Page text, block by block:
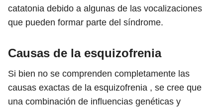
catatonia debido a algunas de las vocalizaciones
que pueden formar parte del síndrome.
Causas de la esquizofrenia
Si bien no se comprenden completamente las
causas exactas de la esquizofrenia , se cree que
una combinación de influencias genéticas y